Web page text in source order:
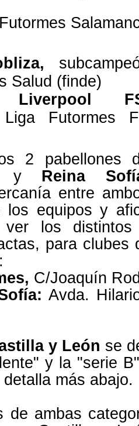
Salud (finde)
Liverpool
Liga Futormes
2 pabellones
y Reina
entre
los equipos y
ver los distintos
para clubes
C/Joaquín
Avda.
y León se
y la "serie
más abajo.
de ambas